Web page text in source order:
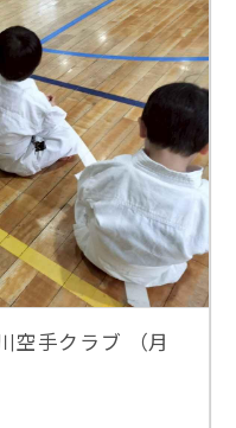
空手クラブ （月